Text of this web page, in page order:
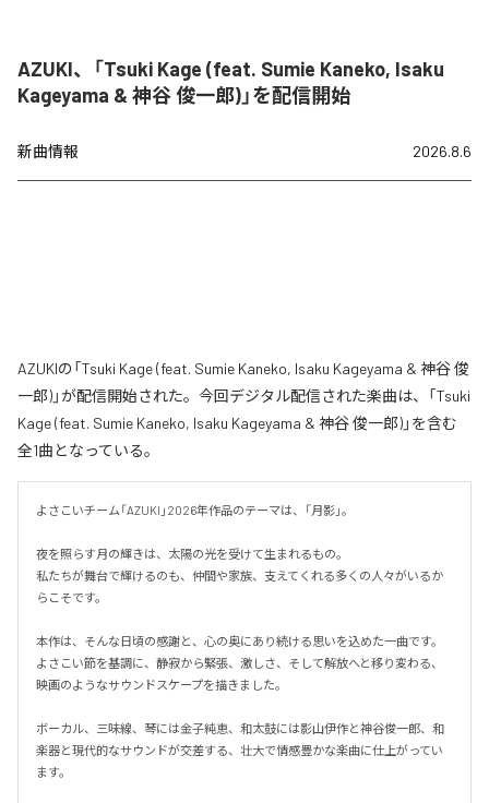
AZUKI、「Tsuki Kage (feat. Sumie Kaneko, Isaku
Kageyama & 神谷 俊一郎)」を配信開始
新曲情報 2026.8.6
AZUKIの「Tsuki Kage (feat. Sumie Kaneko, Isaku Kageyama & 神谷 俊
一郎)」が配信開始された。今回デジタル配信された楽曲は、「Tsuki
Kage (feat. Sumie Kaneko, Isaku Kageyama & 神谷 俊一郎)」を含む
全1曲となっている。
よさこいチーム「AZUKI」2026年作品のテーマは、「月影」。
夜を照らす月の輝きは、太陽の光を受けて生まれるもの。
私たちが舞台で輝けるのも、仲間や家族、支えてくれる多くの人々がいるか
らこそです。
本作は、そんな日頃の感謝と、心の奥にあり続ける思いを込めた一曲です。
よさこい節を基調に、静寂から緊張、激しさ、そして解放へと移り変わる、
映画のようなサウンドスケープを描きました。
ボーカル、三味線、琴には金子純恵、和太鼓には影山伊作と神谷俊一郎、和
楽器と現代的なサウンドが交差する、壮大で情感豊かな楽曲に仕上がってい
ます。